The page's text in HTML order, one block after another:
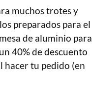
muchos trotes y
preparados para el
de aluminio para
40% de descuento
hacer tu pedido (en